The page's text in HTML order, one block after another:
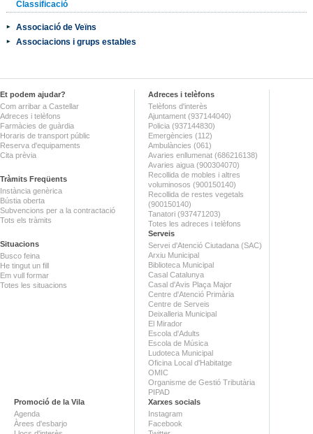
Classificació
Associació de Veïns
Associacions i grups estables
Et podem ajudar?
Com arribar a Castellar
Adreces i telèfons
Farmàcies de guàrdia
Horaris de transport públic
Reserva d'equipaments
Cita prèvia
Tràmits Freqüents
Instància genèrica
Bústia oberta
Subvencions per a la contractació
Tots els tràmits
Situacions
Busco feina
He tingut un fill
Em vull formar
Totes les situacions
Adreces i telèfons
Telèfons d'interès
Ajuntament (937144040)
Policia (937144830)
Emergències (112)
Ambulàncies (061)
Avaries enllumenat (686216138)
Avaries aigua (900304070)
Recollida de mobles i altres
voluminosos (900150140)
Recollida de restes vegetals
(900150140)
Tanatori (937471203)
Totes les adreces i telèfons
Serveis
Servei d'Atenció Ciutadana (SAC)
Arxiu Municipal
Biblioteca Municipal
Casal Catalunya
Casal d'Avis Plaça Major
Centre d'Atenció Primària
Centre de Serveis
Deixalleria Municipal
El Mirador
Escola d'Adults
Escola de Música
Ludoteca Municipal
Oficina Local d'Habitatge
OMIC
Organisme de Gestió Tributària
PIPAD
Promoció de la Vila
Agenda
Àrees d'esbarjo
Xarxes socials
Instagram
Facebook